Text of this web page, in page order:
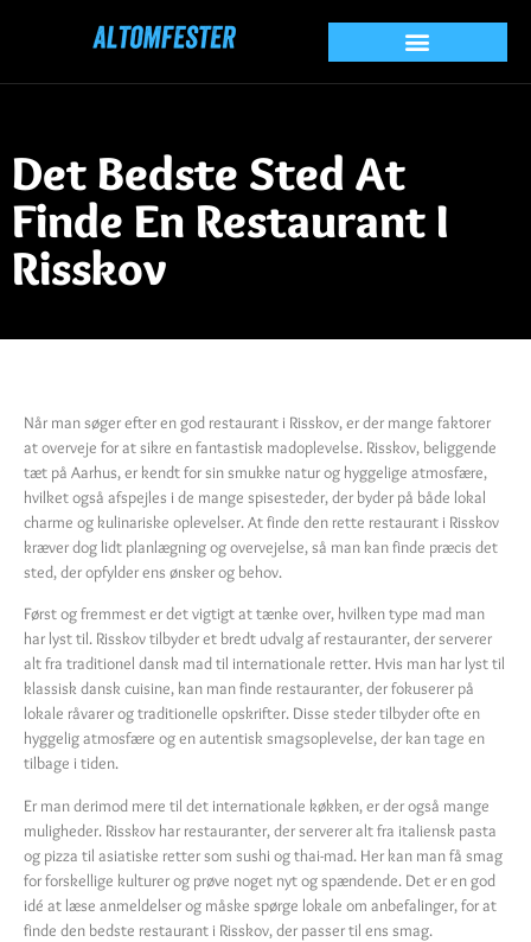
Det Bedste Sted At
Finde En Restaurant I
Risskov
Når man søger efter en god restaurant i Risskov, er der mange faktorer
at overveje for at sikre en fantastisk madoplevelse. Risskov, beliggende
tæt på Aarhus, er kendt for sin smukke natur og hyggelige atmosfære,
hvilket også afspejles i de mange spisesteder, der byder på både lokal
charme og kulinariske oplevelser. At finde den rette restaurant i Risskov
kræver dog lidt planlægning og overvejelse, så man kan finde præcis det
sted, der opfylder ens ønsker og behov.
Først og fremmest er det vigtigt at tænke over, hvilken type mad man
har lyst til. Risskov tilbyder et bredt udvalg af restauranter, der serverer
alt fra traditionel dansk mad til internationale retter. Hvis man har lyst til
klassisk dansk cuisine, kan man finde restauranter, der fokuserer på
lokale råvarer og traditionelle opskrifter. Disse steder tilbyder ofte en
hyggelig atmosfære og en autentisk smagsoplevelse, der kan tage en
tilbage i tiden.
Er man derimod mere til det internationale køkken, er der også mange
muligheder. Risskov har restauranter, der serverer alt fra italiensk pasta
og pizza til asiatiske retter som sushi og thai-mad. Her kan man få smag
for forskellige kulturer og prøve noget nyt og spændende. Det er en god
idé at læse anmeldelser og måske spørge lokale om anbefalinger, for at
finde den bedste restaurant i Risskov, der passer til ens smag.